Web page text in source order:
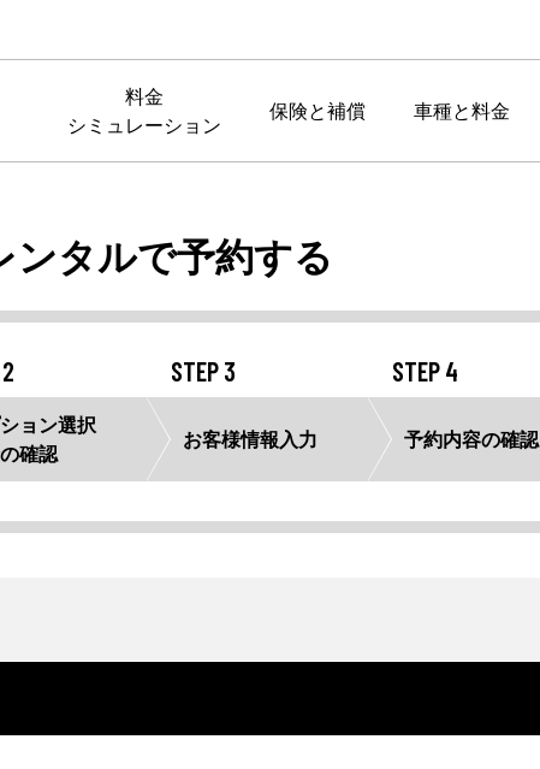
料金
シミュレーション
保険と補償 車種と料金
タルで予約する
ョン選択
確認
STEP 3
お客様情報入力
STEP 4
予約内容の確認